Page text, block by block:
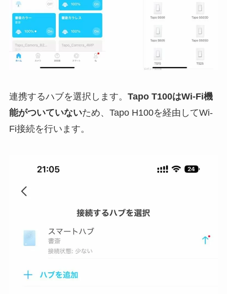
連携するハブを選択します。 Tapo T100はWi-Fi機
能がついていないため、Tapo H100を経由してWi-
Fi接続を行います。